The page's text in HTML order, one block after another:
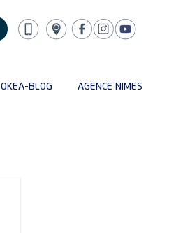
OKEA-BLOG AGENCE NIMES